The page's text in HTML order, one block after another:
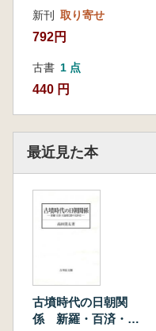
新刊 取り寄せ
792円
古書 1 点
440 円
最近見た本
古墳時代の日朝関
係 新羅・百済・大